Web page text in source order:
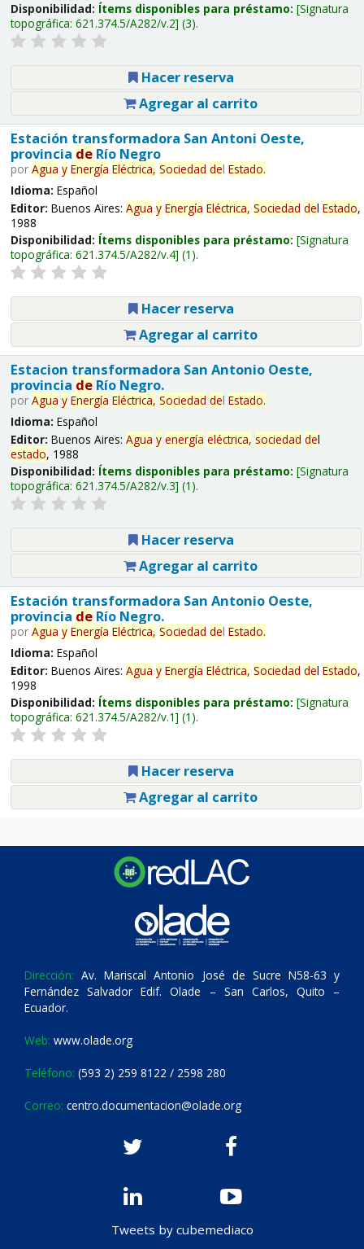
Disponibilidad: Ítems disponibles para préstamo: Signatura
topográfica: 621.374.5/A282/v.2 (3).
Hacer reserva
Agregar al carrito
Estación transformadora San Antoni Oeste,
provincia deRío Negro
por Agua y Energía Eléctrica, Sociedad del Estado.
Idioma: Español
Editor: Buenos Aires: Agua y Energía Eléctrica, Sociedad del Estado,
1988
Disponibilidad: Ítems disponibles para préstamo: Signatura
topográfica: 621.374.5/A282/v.4 (1).
Hacer reserva
Agregar al carrito
Estacion transformadora San Antonio Oeste,
provincia deRío Negro.
por Agua y Energía Eléctrica, Sociedad del Estado.
Idioma: Español
Editor: Buenos Aires: Agua y energía eléctrica, sociedad del
estado, 1988
Disponibilidad: Ítems disponibles para préstamo: Signatura
topográfica: 621.374.5/A282/v.3 (1).
Hacer reserva
Agregar al carrito
Estación transformadora San Antonio Oeste,
provincia deRío Negro.
por Agua y Energía Eléctrica, Sociedad del Estado.
Idioma: Español
Editor: Buenos Aires: Agua y Energía Eléctrica, Sociedad del Estado,
1998
Disponibilidad: Ítems disponibles para préstamo: Signatura
topográfica: 621.374.5/A282/v.1 (1).
Hacer reserva
Agregar al carrito
Dirección: Av. Mariscal Antonio José de Sucre N58-63 y
Fernández Salvador Edif. Olade – San Carlos, Quito –
Ecuador.
Web: www.olade.org
Teléfono: (593 2) 259 8122 / 2598 280
Correo: centro.documentacion@olade.org
Tweets by cubemediaco